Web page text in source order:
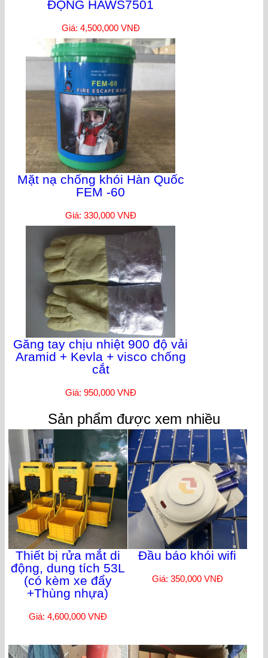
ĐỘNG HAWS7501
Giá: 4,500,000 VNĐ
Mặt nạ chống khói Hàn Quốc
FEM -60
Giá: 330,000 VNĐ
Găng tay chịu nhiệt 900 độ vải
Aramid + Kevla + visco chống
cắt
Giá: 950,000 VNĐ
Sản phẩm được xem nhiều
Thiết bị rửa mắt di
động, dung tích 53L
(có kèm xe đẩy
+Thùng nhựa)
Giá: 4,600,000 VNĐ
Đầu báo khói wifi
Giá: 350,000 VNĐ